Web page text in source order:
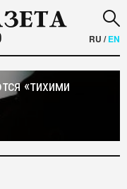
RU /EN
«тихими